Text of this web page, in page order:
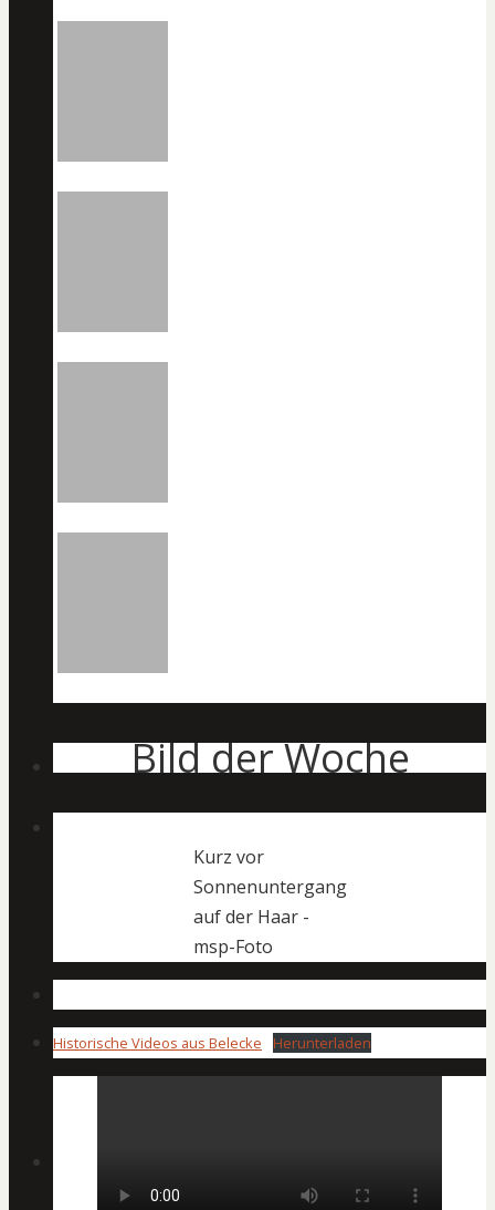
Bild der Woche
Kurz vor
Sonnenuntergang
auf der Haar -
msp-Foto
Historische Videos aus Belecke Herunterladen